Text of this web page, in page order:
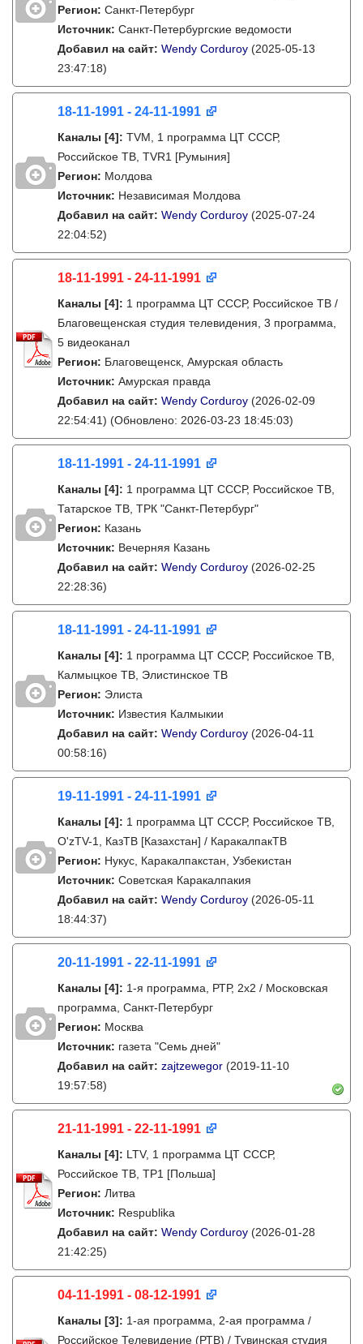
Регион: Санкт-Петербург
Источник: Санкт-Петербургские ведомости
Добавил на сайт: Wendy Corduroy (2025-05-13
23:47:18)
18-11-1991 - 24-11-1991
Каналы [4]: TVM, 1 программа ЦТ СССР,
Российское ТВ, TVR1 [Румыния]
Регион: Молдова
Источник: Независимая Молдова
Добавил на сайт: Wendy Corduroy (2025-07-24
22:04:52)
18-11-1991 - 24-11-1991
Каналы [4]: 1 программа ЦТ СССР, Российское ТВ /
Благовещенская студия телевидения, 3 программа,
5 видеоканал
Регион: Благовещенск, Амурская область
Источник: Амурская правда
Добавил на сайт: Wendy Corduroy (2026-02-09
22:54:41) (Обновлено: 2026-03-23 18:45:03)
18-11-1991 - 24-11-1991
Каналы [4]: 1 программа ЦТ СССР, Российское ТВ,
Татарское ТВ, ТРК "Санкт-Петербург"
Регион: Казань
Источник: Вечерняя Казань
Добавил на сайт: Wendy Corduroy (2026-02-25
22:28:36)
18-11-1991 - 24-11-1991
Каналы [4]: 1 программа ЦТ СССР, Российское ТВ,
Калмыцкое ТВ, Элистинское ТВ
Регион: Элиста
Источник: Известия Калмыкии
Добавил на сайт: Wendy Corduroy (2026-04-11
00:58:16)
19-11-1991 - 24-11-1991
Каналы [4]: 1 программа ЦТ СССР, Российское ТВ,
O'zTV-1, КазТВ [Казахстан] / КаракалпакТВ
Регион: Нукус, Каракалпакстан, Узбекистан
Источник: Советская Каракалпакия
Добавил на сайт: Wendy Corduroy (2026-05-11
18:44:37)
20-11-1991 - 22-11-1991
Каналы [4]: 1-я программа, РТР, 2х2 / Московская
программа, Санкт-Петербург
Регион: Москва
Источник: газета "Семь дней"
Добавил на сайт: zajtzewegor (2019-11-10
19:57:58)
21-11-1991 - 22-11-1991
Каналы [4]: LTV, 1 программа ЦТ СССР,
Российское ТВ, TP1 [Польша]
Регион: Литва
Источник: Respublika
Добавил на сайт: Wendy Corduroy (2026-01-28
21:42:25)
04-11-1991 - 08-12-1991
Каналы [3]: 1-ая программа, 2-ая программа /
Российское Телевидение (РТВ) / Тувинская студия